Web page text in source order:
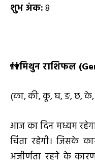
शुभ अंक:8
👫मिथुन राशिफल (
(का, की, कू, घ, ङ, छ,
आज का दिन मध्यम
चिंता रहेगी। जिसके
अजीर्णता रहने के